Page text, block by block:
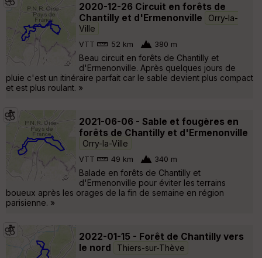
2020-12-26 Circuit en forêts de
Chantilly et d'Ermenonville
Orry-la-
Ville
VTT 52 km 380 m
Beau circuit en forêts de Chantilly et
d'Ermenonville. Après quelques jours de
pluie c'est un itinéraire parfait car le sable devient plus compact
et est plus roulant. »
2021-06-06 - Sable et fougères en
forêts de Chantilly et d'Ermenonville
Orry-la-Ville
VTT 49 km 340 m
Balade en forêts de Chantilly et
d'Ermenonville pour éviter les terrains
boueux après les orages de la fin de semaine en région
parisienne. »
2022-01-15 - Forêt de Chantilly vers
le nord
Thiers-sur-Thève